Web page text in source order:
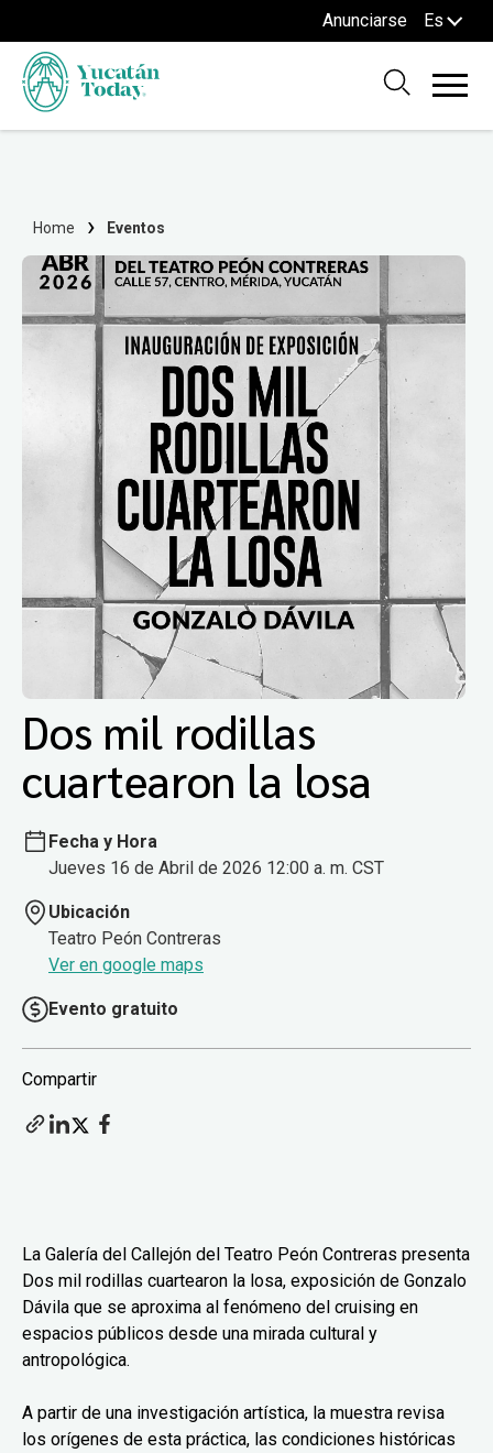
Anunciarse Es
Home Eventos
Dos mil rodillas
cuartearon la losa
Fecha y Hora
Jueves 16 de Abril de 2026 12:00 a. m. CST
Ubicación
Teatro Peón Contreras
Ver en google maps
Evento gratuito
Compartir
La Galería del Callejón del Teatro Peón Contreras presenta
Dos mil rodillas cuartearon la losa, exposición de Gonzalo
Dávila que se aproxima al fenómeno del cruising en
espacios públicos desde una mirada cultural y
antropológica.
A partir de una investigación artística, la muestra revisa
los orígenes de esta práctica, las condiciones históricas